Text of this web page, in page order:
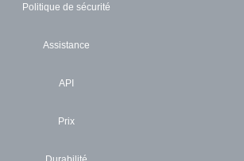
Politique de sécurité
Assistance
API
Prix